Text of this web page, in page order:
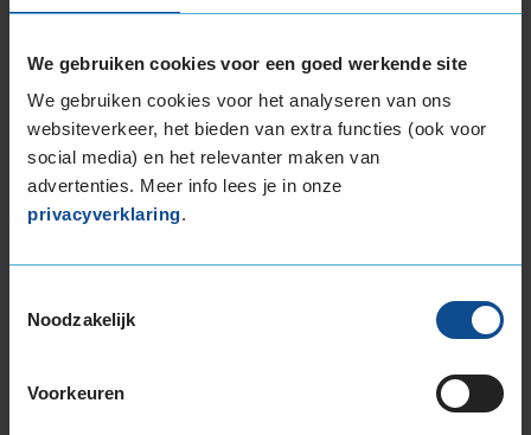
We gebruiken cookies voor een goed werkende site
We gebruiken cookies voor het analyseren van ons
websiteverkeer, het bieden van extra functies (ook voor
social media) en het relevanter maken van
advertenties. Meer info lees je in onze
privacyverklaring.
Noodzakelijk
Voorkeuren
Ventiel of TPMS service
Stikstof
Bandengarantieplan
Item
of